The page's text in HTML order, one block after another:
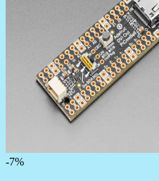
-7%